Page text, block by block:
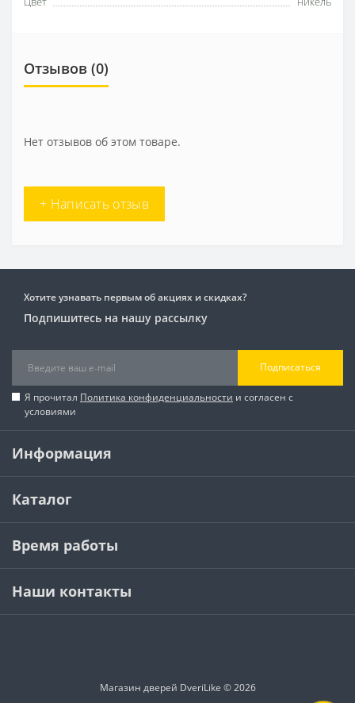
Отзывов (0)
Нет отзывов об этом товаре.
+ Написать отзыв
Хотите узнавать первым об акциях и скидках?
Подпишитесь на нашу рассылку
Подписаться
Я прочитал Политика конфиденциальности и согласен с
условиями
Информация
Каталог
Время работы
Наши контакты
Магазин дверей DveriLike © 2026